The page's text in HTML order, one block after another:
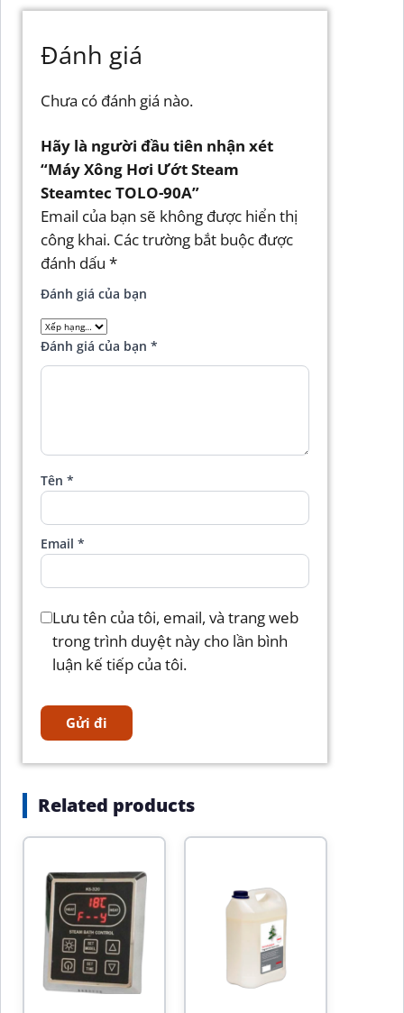
Đánh giá
Chưa có đánh giá nào.
Hãy là người đầu tiên nhận xét
“Máy Xông Hơi Ướt Steam
Steamtec TOLO-90A”
Email của bạn sẽ không được hiển thị
công khai. Các trường bắt buộc được
đánh dấu *
Đánh giá của bạn
Đánh giá của bạn *
Tên *
Email *
Lưu tên của tôi, email, và trang web
trong trình duyệt này cho lần bình
luận kế tiếp của tôi.
Related products